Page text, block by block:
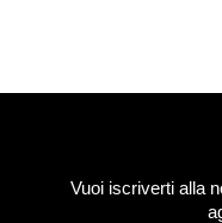
Vuoi iscriverti alla